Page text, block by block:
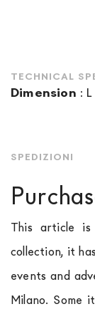
TECHNICAL
Dimension :
SPEDIZIONI
This article
collection, it
events and
Milano. Some